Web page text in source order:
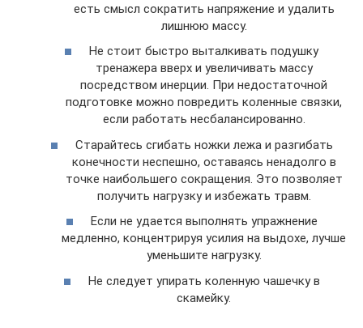
есть смысл сократить напряжение и удалить
лишнюю массу.
Не стоит быстро выталкивать подушку
тренажера вверх и увеличивать массу
посредством инерции. При недостаточной
подготовке можно повредить коленные связки,
если работать несбалансированно.
Старайтесь сгибать ножки лежа и разгибать
конечности неспешно, оставаясь ненадолго в
точке наибольшего сокращения. Это позволяет
получить нагрузку и избежать травм.
Если не удается выполнять упражнение
медленно, концентрируя усилия на выдохе, лучше
уменьшите нагрузку.
Не следует упирать коленную чашечку в
скамейку.